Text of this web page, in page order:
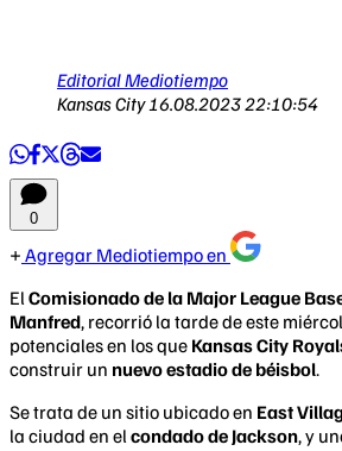
Editorial Mediotiempo
Kansas City16.08.2023 22:10:54
0
Agregar Mediotiempo en
El Comisionado de la Major League
Manfred, recorrió la tarde de este
potenciales en los que Kansas City
construir un nuevo estadio de béisbol.
Se trata de un sitio ubicado en East
la ciudad en el condado de Jackson, y